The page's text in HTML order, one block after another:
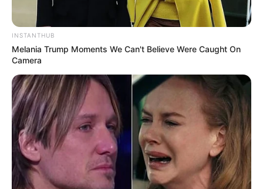
INSTANTHUB
Melania Trump Moments We Can't Believe Were Caught On
Camera